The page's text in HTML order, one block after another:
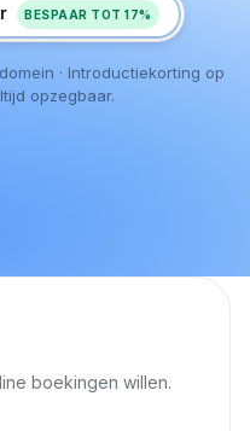
BESPAAR TOT 17%
· Introductiekorting op
opzegbaar.
boekingen willen.